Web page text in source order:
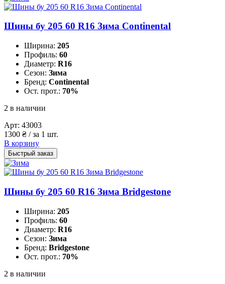
Шины бу 205 60 R16 Зима Continental
Ширина: 205
Профиль: 60
Диаметр: R16
Сезон: Зима
Бренд: Continental
Ост. прот.: 70%
2 в наличии
Арт: 43003
1300 ₴ / за 1 шт.
В корзину
Быстрый заказ
Шины бу 205 60 R16 Зима Bridgestone
Ширина: 205
Профиль: 60
Диаметр: R16
Сезон: Зима
Бренд: Bridgestone
Ост. прот.: 70%
2 в наличии